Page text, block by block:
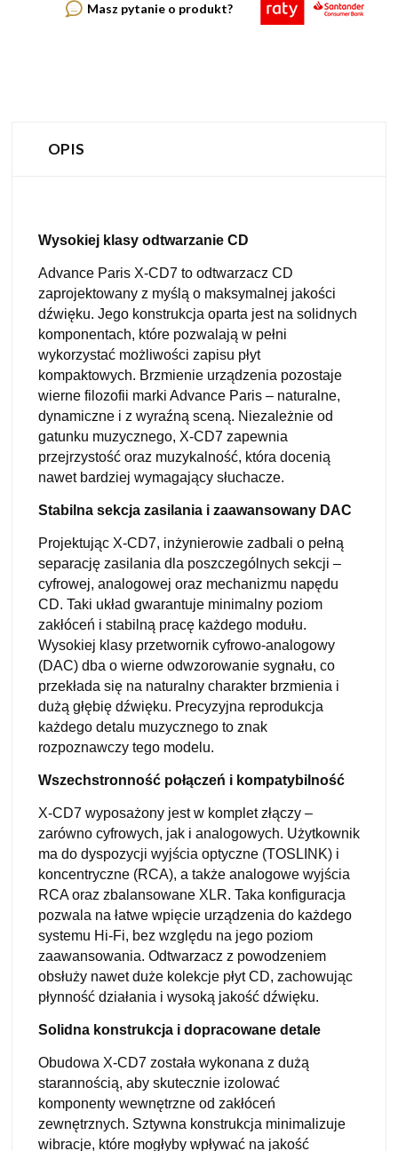
Masz pytanie o produkt?
OPIS
Wysokiej klasy odtwarzanie CD
Advance Paris X-CD7 to odtwarzacz CD
zaprojektowany z myślą o maksymalnej jakości
dźwięku. Jego konstrukcja oparta jest na solidnych
komponentach, które pozwalają w pełni
wykorzystać możliwości zapisu płyt
kompaktowych. Brzmienie urządzenia pozostaje
wierne filozofii marki Advance Paris – naturalne,
dynamiczne i z wyraźną sceną. Niezależnie od
gatunku muzycznego, X-CD7 zapewnia
przejrzystość oraz muzykalność, która docenią
nawet bardziej wymagający słuchacze.
Stabilna sekcja zasilania i zaawansowany DAC
Projektując X-CD7, inżynierowie zadbali o pełną
separację zasilania dla poszczególnych sekcji –
cyfrowej, analogowej oraz mechanizmu napędu
CD. Taki układ gwarantuje minimalny poziom
zakłóceń i stabilną pracę każdego modułu.
Wysokiej klasy przetwornik cyfrowo-analogowy
(DAC) dba o wierne odwzorowanie sygnału, co
przekłada się na naturalny charakter brzmienia i
dużą głębię dźwięku. Precyzyjna reprodukcja
każdego detalu muzycznego to znak
rozpoznawczy tego modelu.
Wszechstronność połączeń i kompatybilność
X-CD7 wyposażony jest w komplet złączy –
zarówno cyfrowych, jak i analogowych. Użytkownik
ma do dyspozycji wyjścia optyczne (TOSLINK) i
koncentryczne (RCA), a także analogowe wyjścia
RCA oraz zbalansowane XLR. Taka konfiguracja
pozwala na łatwe wpięcie urządzenia do każdego
systemu Hi-Fi, bez względu na jego poziom
zaawansowania. Odtwarzacz z powodzeniem
obsłuży nawet duże kolekcje płyt CD, zachowując
płynność działania i wysoką jakość dźwięku.
Solidna konstrukcja i dopracowane detale
Obudowa X-CD7 została wykonana z dużą
starannością, aby skutecznie izolować
komponenty wewnętrzne od zakłóceń
zewnętrznych. Sztywna konstrukcja minimalizuje
wibracje, które mogłyby wpływać na jakość